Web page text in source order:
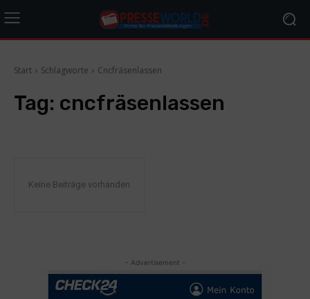
Start Schlagworte Cncfräsenlassen
Tag: cncfräsenlassen
Keine Beiträge vorhanden
- Advertisement -